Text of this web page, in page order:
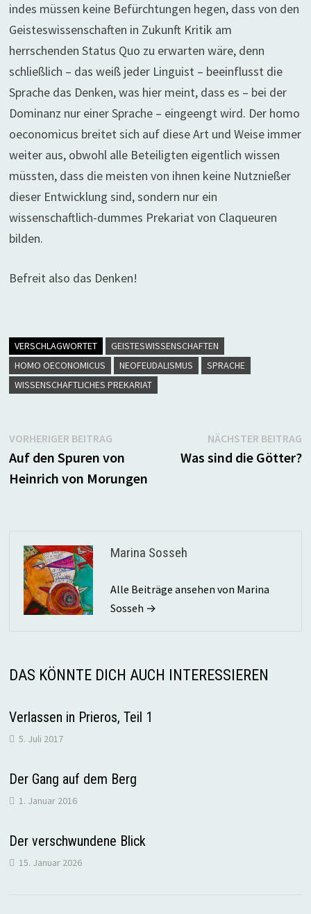
indes müssen keine Befürchtungen hegen, dass von den
Geisteswissenschaften in Zukunft Kritik am
herrschenden Status Quo zu erwarten wäre, denn
schließlich – das weiß jeder Linguist – beeinflusst die
Sprache das Denken, was hier meint, dass es – bei der
Dominanz nur einer Sprache – eingeengt wird. Der homo
oeconomicus breitet sich auf diese Art und Weise immer
weiter aus, obwohl alle Beteiligten eigentlich wissen
müssten, dass die meisten von ihnen keine Nutznießer
dieser Entwicklung sind, sondern nur ein
wissenschaftlich-dummes Prekariat von Claqueuren
bilden.
Befreit also das Denken!
VERSCHLAGWORTET
GEISTESWISSENSCHAFTEN
HOMO OECONOMICUS
NEOFEUDALISMUS
SPRACHE
WISSENSCHAFTLICHES PREKARIAT
Beitragsnavigation
VORHERIGER BEITRAGVorheriger
Beitrag:
Auf den Spuren von
Heinrich von Morungen
NÄCHSTER BEITRAG
Was sind die Götter?
Marina Sosseh
Alle Beiträge ansehen von Marina
Sosseh →
DAS KÖNNTE DICH AUCH INTERESSIEREN
Verlassen in Prieros, Teil 1
5. Juli 2017
Der Gang auf dem Berg
1. Januar 2016
Der verschwundene Blick
15. Januar 2026